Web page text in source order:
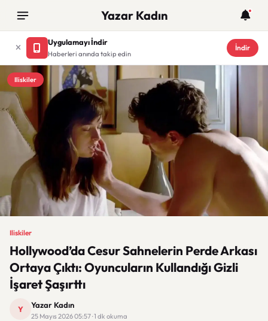
Yazar Kadın
Uygulamayı İndir
Haberleri anında takip edin
İndir
Iliskiler
Iliskiler
Hollywood’da Cesur Sahnelerin Perde Arkası
Ortaya Çıktı: Oyuncuların Kullandığı Gizli
İşaret Şaşırttı
Y Yazar Kadın
25 Mayıs 2026 05:57 · 1 dk okuma